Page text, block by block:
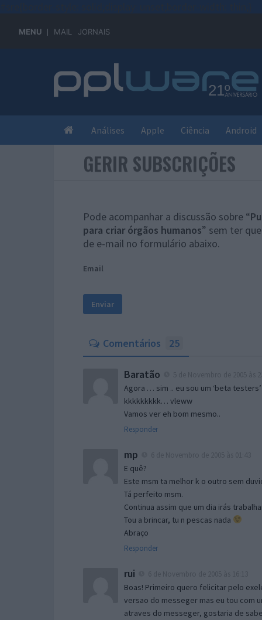
MENU MAIL JORNAIS
Análises Apple Ciência Android
GERIR SUBSCRIÇÕES
Pode acompanhar a discussão sobre “
para criar órgãos humanos” sem ter
de e-mail no formulário abaixo.
Email
Comentários 25
Baratão
Agora … sim .. eu sou um ‘beta testers’
kkkkkkkkk… vleww
Vamos ver eh bom mesmo..
Responder
mp
E quê?
Este msm ta melhor k o outro sem
Tá perfeito msm.
Continua assim que um dia irás
Tou a brincar, tu n pescas nada
Abraço
Responder
rui
Boas! Primeiro quero felicitar pelo
versao do messeger mas eu tou com
atraves do messeger, gostaria de